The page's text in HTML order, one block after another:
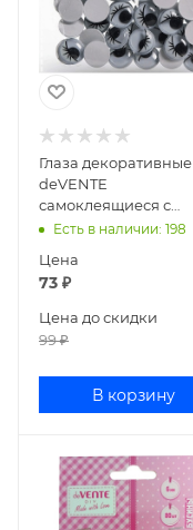
Глаза декоративные
deVENTE
самоклеящиеся с
ресничками пластик
8001135
Есть в наличии: 198
Цена
73 ₽
Цена до скидки
99₽
В корзину